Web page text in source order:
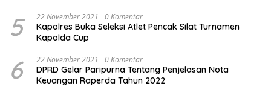
5 22 November 2021 0 Komentar
Kapolres Buka Seleksi Atlet Pencak Silat Turnamen
Kapolda Cup
6 22 November 2021 0 Komentar
DPRD Gelar Paripurna Tentang Penjelasan Nota
Keuangan Raperda Tahun 2022